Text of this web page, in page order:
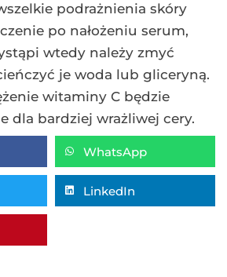
podrażnienia skóry
po nałożeniu serum,
wtedy należy zmyć
je woda lub gliceryną.
witaminy C będzie
dla bardziej wrażliwej cery.
WhatsApp
LinkedIn